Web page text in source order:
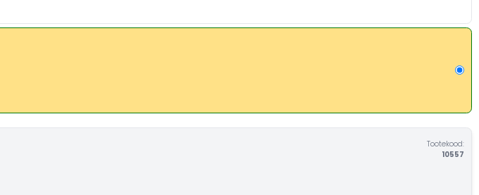
Tootekood:
10557